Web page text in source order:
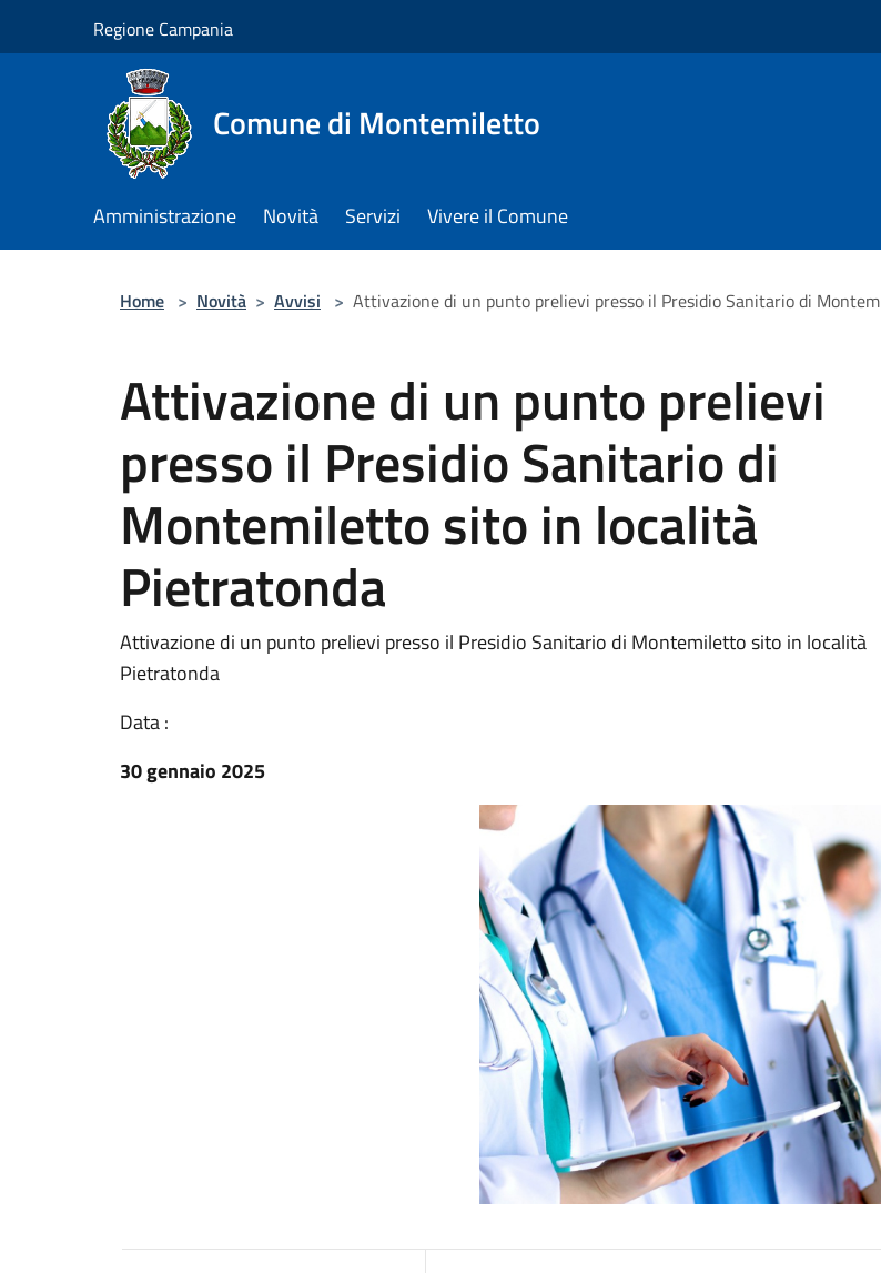
Regione Campania
Comune di Montemiletto
Amministrazione Novità Servizi Vivere il Comune
Home > Novità > Avvisi > Attivazione di un punto prelievi presso il Presidio Sanitario di
Attivazione di un punto prelievi
presso il Presidio Sanitario di
Montemiletto sito in località
Pietratonda
Attivazione di un punto prelievi presso il Presidio Sanitario di Montemiletto sito in località
Pietratonda
Data :
30 gennaio 2025